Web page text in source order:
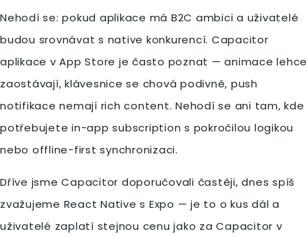
Nehodí se: pokud aplikace má B2C ambici a uživatelé
budou srovnávat s native konkurencí. Capacitor
aplikace v App Store je často poznat — animace lehce
zaostávají, klávesnice se chová podivně, push
notifikace nemají rich content. Nehodí se ani tam, kde
potřebujete in-app subscription s pokročilou logikou
nebo offline-first synchronizaci.
Dříve jsme Capacitor doporučovali častěji, dnes spíš
zvažujeme React Native s Expo — je to o kus dál a
uživatelé zaplatí stejnou cenu jako za Capacitor v